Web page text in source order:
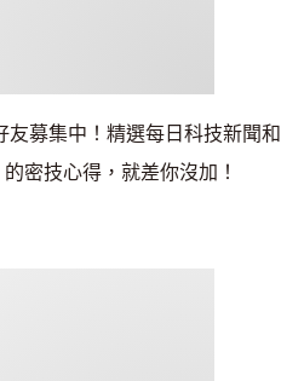
友募集中！精選每日科技新聞和
密技心得，就差你沒加！